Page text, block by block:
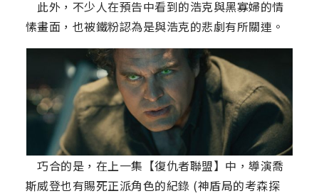
此外，不少人在預告中看到的浩克與黑寡婦的情
愫畫面，也被鐵粉認為是與浩克的悲劇有所關連。
巧合的是，在上一集【復仇者聯盟】中，導演喬
斯威登也有賜死正派角色的紀錄 (神盾局的考森探